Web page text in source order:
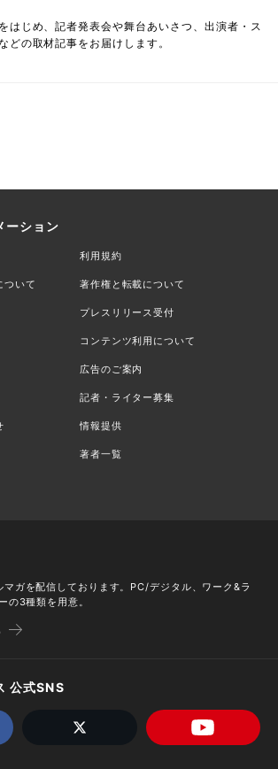
はじめ、記者発表会や舞台あいさつ、出演者・ス
どの取材記事をお届けします。
ーション
利用規約
ついて 著作権と転載について
プレスリリース受付
コンテンツ利用について
広告のご案内
記者・ライター募集
情報提供
著者一覧
マガを配信しております。PC/デジタル、ワーク&ラ
の3種類を用意。
公式SNS